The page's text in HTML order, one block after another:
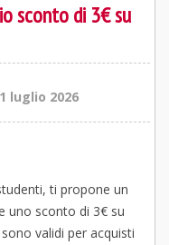
sconto di 3€ su
luglio 2026
ti propone un
uno sconto di 3€ su
validi per acquisti